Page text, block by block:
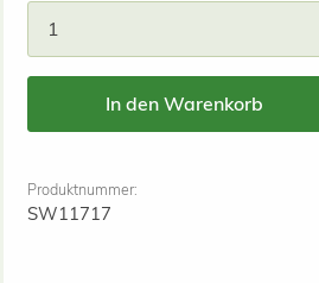
In den Warenkorb
Produktnummer:
SW11717